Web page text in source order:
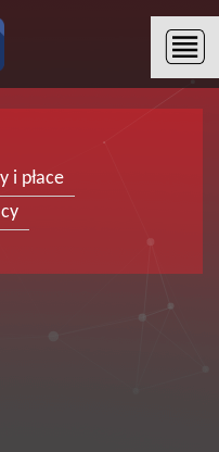
i płace